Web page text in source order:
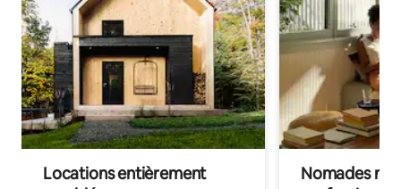
Locations entièrement
Nomades